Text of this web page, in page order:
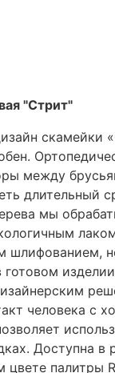
"Стрит"
скамейки
между
длительный
мы
шлифованием,
человека с
Доступна в
цвете палитры